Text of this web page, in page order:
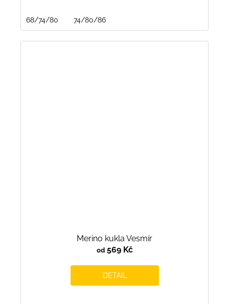
68/74/80 74/80/86
Merino kukla Vesmír
od569 Kč
DETAIL